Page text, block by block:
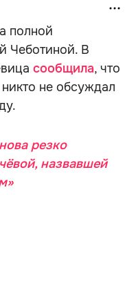
полной
Чеботиной. В
сообщила, что
не обсуждал
резко
назвавшей